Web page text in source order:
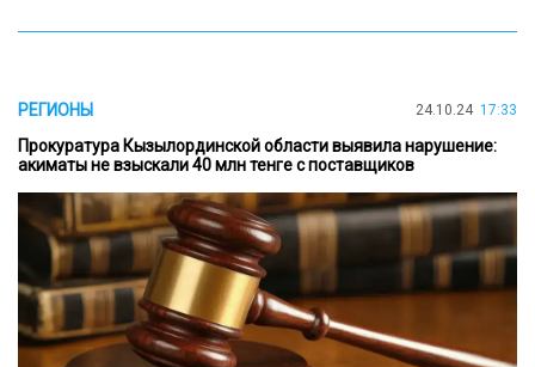
РЕГИОНЫ 24.10.24 17:33
Прокуратура Кызылординской области выявила нарушение:
акиматы не взыскали 40 млн тенге с поставщиков